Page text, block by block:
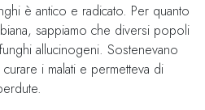
è antico e radicato. Per quanto
sappiamo che diversi popoli
allucinogeni. Sostenevano
i malati e permetteva di